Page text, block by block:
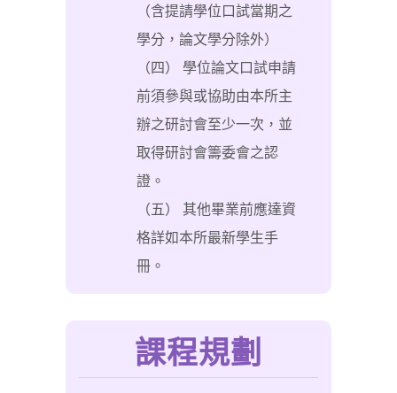
（含提請學位口試當期之
學分，論文學分除外）
（四） 學位論文口試申請
前須參與或協助由本所主
辦之研討會至少一次，並
取得研討會籌委會之認
證。
（五） 其他畢業前應達資
格詳如本所最新學生手
冊。
課程規劃